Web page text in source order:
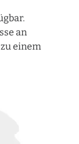
an
einem